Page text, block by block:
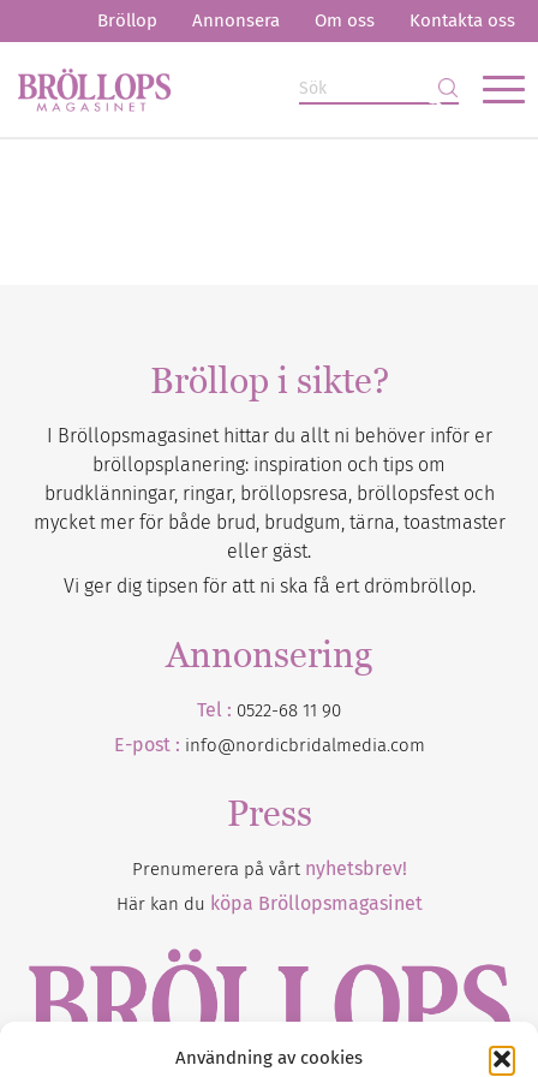
Användning av cookies
Bröllop Annonsera Om oss Kontakta oss
Bröllop i sikte?
I Bröllopsmagasinet hittar du allt ni behöver inför er
bröllopsplanering: inspiration och tips om
brudklänningar, ringar, bröllopsresa, bröllopsfest och
mycket mer för både brud, brudgum, tärna, toastmaster
eller gäst.
Vi ger dig tipsen för att ni ska få ert drömbröllop.
Annonsering
Tel : 0522-68 11 90
E-post : info@nordicbridalmedia.com
Press
Prenumerera på vårt nyhetsbrev!
Här kan du köpa Bröllopsmagasinet